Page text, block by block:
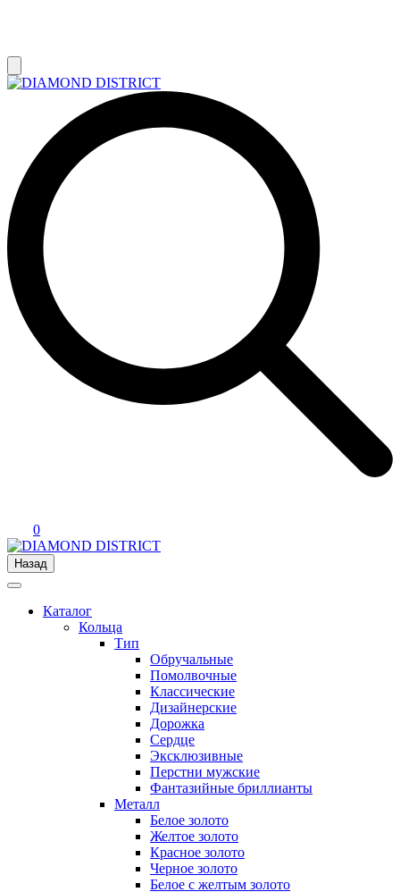
0
Назад
Каталог
Кольца
Тип
Обручальные
Помолвочные
Классические
Дизайнерские
Дорожка
Сердце
Эксклюзивные
Перстни мужские
Фантазийные бриллианты
Металл
Белое золото
Желтое золото
Красное золото
Черное золото
Белое с желтым золото